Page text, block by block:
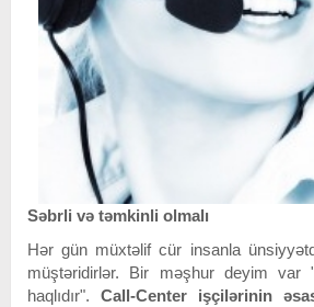
Səbrli və təmkinli olmalı
Hər gün müxtəlif cür insanla
müştəridirlər. Bir məşhur deyim var
haqlıdır". Call-Center işçilərinin